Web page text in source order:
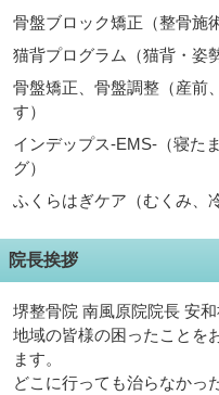
骨盤ブロック矯正（整骨施
猫背プログラム（猫背・姿
骨盤矯正、骨盤調整（産前
す）
インデップス-EMS-（寝た
グ）
ふくらはぎケア（むくみ、
院長挨拶
堺整骨院 南風原院院長 安和
地域の皆様の困ったことを
ます。
どこに行っても治らなかっ